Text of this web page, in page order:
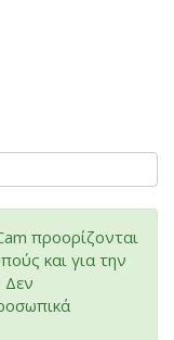
προορίζονται
και για την
Δεν